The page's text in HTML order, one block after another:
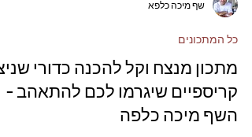
שף מיכה כלפא
כל המתכונים
מתכון מנצח וקל להכנה כדורי
קריספיים שיגרמו לכם להתאהב -